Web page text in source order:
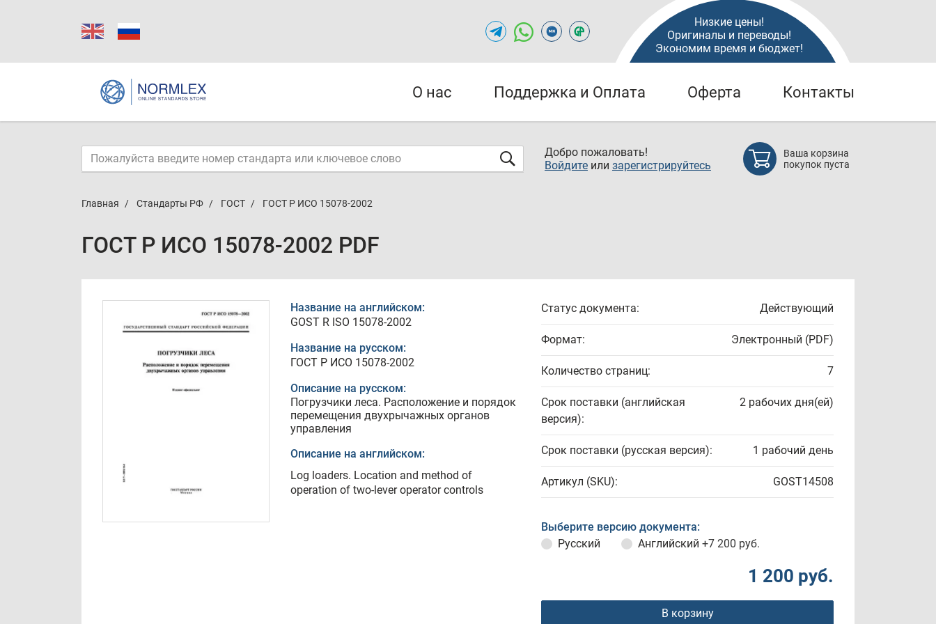
Низкие цены!
Оригиналы и переводы!
Экономим время и бюджет!
О нас Поддержка и Оплата Оферта Контакты
Добро пожаловать!
Войдите или зарегистрируйтесь
Ваша корзина
покупок пуста
Главная Стандарты РФ ГОСТ ГОСТ Р ИСО 15078-2002
ГОСТ Р ИСО 15078-2002 PDF
Название на английском:
GOST R ISO 15078-2002
Название на русском:
ГОСТ Р ИСО 15078-2002
Описание на русском:
Погрузчики леса. Расположение и порядок
перемещения двухрычажных органов
управления
Описание на английском:
Log loaders. Location and method of
operation of two-lever operator controls
Статус документа: Действующий
Формат: Электронный (PDF)
Количество страниц: 7
Срок поставки (английская
версия):
2 рабочих дня(ей)
Срок поставки (русская версия): 1 рабочий день
Артикул (SKU): GOST14508
Выберите версию документа:
Русский
Английский +7 200 руб.
1 200 руб.
В корзину